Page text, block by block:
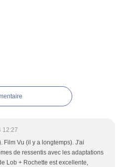
12:27
Film Vu (il y a longtemps). J'ai
de ressentis avec les adaptations
Lob + Rochette est excellente,